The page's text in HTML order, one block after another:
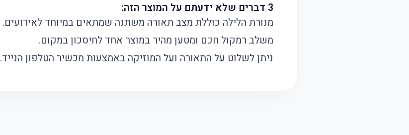
3 דברים שלא ידעתם על המוצר הזה:
מנורת הלילה כוללת מצב תאורה משתנה שמתאים במיוחד לאירועים.
משלב רמקול חכם ומטען מהיר במוצר אחד לחיסכון במקום.
ניתן לשלוט על התאורה ועל המוזיקה באמצעות מכשיר הטלפון הנייד.